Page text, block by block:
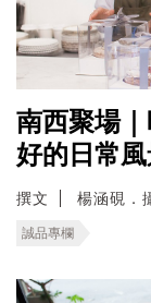
南西聚場
好的日常
撰文 楊涵硯．
誠品專欄